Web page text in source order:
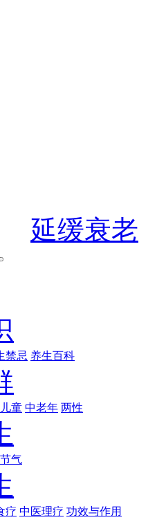
延缓衰老
禁忌 养生百科
儿童 中老年 两性
气
疗 中医理疗 功效与作用